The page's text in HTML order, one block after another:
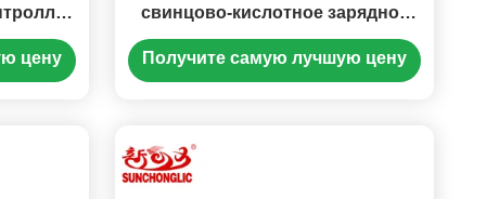
24V с
цену
свинцово-кислотное зарядное
устройство с 150-250V AC
входом, совместимое с
Получите самую лучшую цену